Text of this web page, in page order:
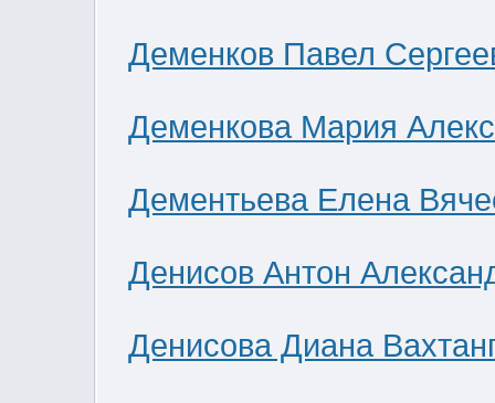
Деменков Павел
Деменкова Мария
Дементьева Елена
Денисов Антон
Денисова Диана